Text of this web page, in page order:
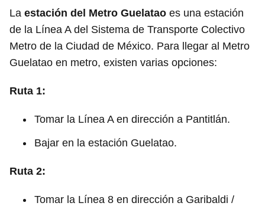
La estación del Metro Guelatao es una estación
de la Línea A del Sistema de Transporte Colectivo
Metro de la Ciudad de México. Para llegar al Metro
Guelatao en metro, existen varias opciones:
Ruta 1:
Tomar la Línea A en dirección a Pantitlán.
Bajar en la estación Guelatao.
Ruta 2:
Tomar la Línea 8 en dirección a Garibaldi /